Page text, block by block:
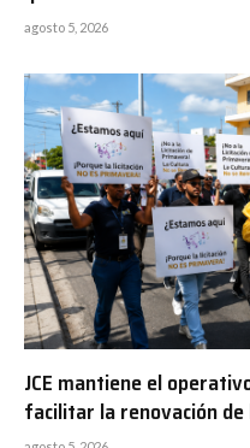
agosto 5, 2026
JCE mantiene el
facilitar la renovación de